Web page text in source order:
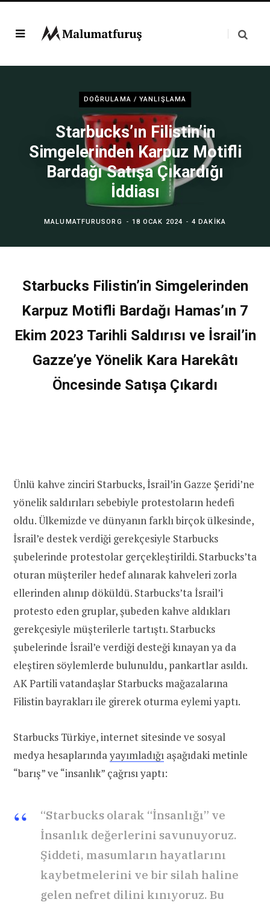
DOĞRULAMA / YANLIŞLAMA
Starbucks’ın Filistin’in
Simgelerinden Karpuz Motifli
Bardağı Satışa Çıkardığı
İddiası
MALUMATFURUSORG 18 OCAK 2024 4 DAKIKA
Starbucks Filistin’in Simgelerinden
Karpuz Motifli Bardağı Hamas’ın 7
Ekim 2023 Tarihli Saldırısı ve İsrail’in
Gazze’ye Yönelik Kara Harekâtı
Öncesinde Satışa Çıkardı
Ünlü kahve zinciri Starbucks, İsrail’in Gazze Şeridi’ne
yönelik saldırıları sebebiyle protestoların hedefi
oldu. Ülkemizde ve dünyanın farklı birçok ülkesinde,
İsrail’e destek verdiği gerekçesiyle Starbucks
şubelerinde protestolar gerçekleştirildi. Starbucks’ta
oturan müşteriler hedef alınarak kahveleri zorla
ellerinden alınıp döküldü. Starbucks’ta İsrail’i
protesto eden gruplar, şubeden kahve aldıkları
gerekçesiyle müşterilerle tartıştı. Starbucks
şubelerinde İsrail’e verdiği desteği kınayan ya da
eleştiren söylemlerde bulunuldu, pankartlar asıldı.
AK Partili vatandaşlar Starbucks mağazalarına
Filistin bayrakları ile girerek oturma eylemi yaptı.
Starbucks Türkiye, internet sitesinde ve sosyal
medya hesaplarında yayımladığı aşağıdaki metinle
“barış” ve “insanlık” çağrısı yaptı:
“Starbucks olarak “İnsanlığı” ve
İnsanlık değerlerini savunuyoruz.
Şiddeti, masumların hayatlarını
kaybetmelerini ve bir silah haline
gelen nefret dilini kınıyoruz. Bu